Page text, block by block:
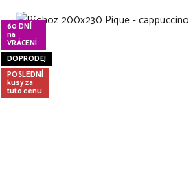
60 DNÍ
na
VRÁCENÍ
DOPRODEJ
POSLEDNÍ
kusy za
tuto cenu